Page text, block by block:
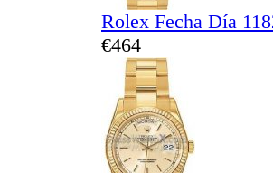
Rolex Fecha Día
€464